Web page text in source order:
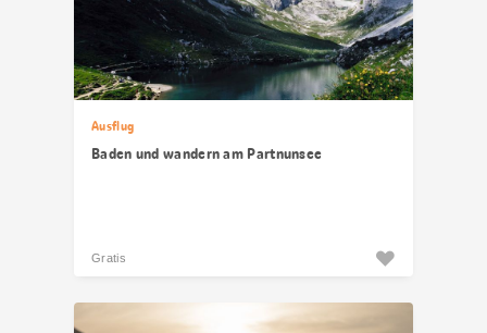
Ausflug
Baden und wandern am Partnunsee
Gratis